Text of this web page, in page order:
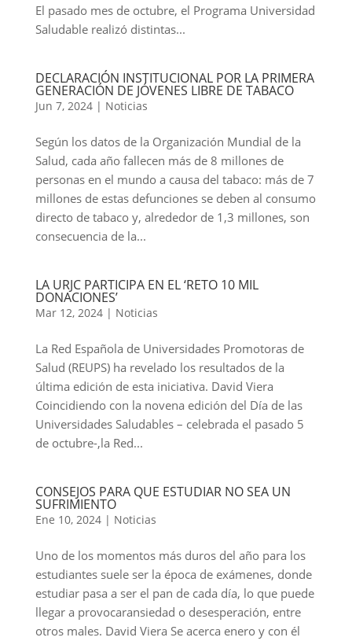
El pasado mes de octubre, el Programa Universidad
Saludable realizó distintas...
DECLARACIÓN INSTITUCIONAL POR LA PRIMERA
GENERACIÓN DE JÓVENES LIBRE DE TABACO
Jun 7, 2024| Noticias
Según los datos de la Organización Mundial de la
Salud, cada año fallecen más de 8 millones de
personas en el mundo a causa del tabaco: más de 7
millones de estas defunciones se deben al consumo
directo de tabaco y, alrededor de 1,3 millones, son
consecuencia de la...
LA URJC PARTICIPA EN EL ‘RETO 10 MIL
DONACIONES’
Mar 12, 2024| Noticias
La Red Española de Universidades Promotoras de
Salud (REUPS) ha revelado los resultados de la
última edición de esta iniciativa. David Viera
Coincidiendo con la novena edición del Día de las
Universidades Saludables – celebrada el pasado 5
de octubre-,la Red...
CONSEJOS PARA QUE ESTUDIAR NO SEA UN
SUFRIMIENTO
Ene 10, 2024| Noticias
Uno de los momentos más duros del año para los
estudiantes suele ser la época de exámenes, donde
estudiar pasa a ser el pan de cada día, lo que puede
llegar a provocaransiedad o desesperación, entre
otros males. David Viera Se acerca enero y con él